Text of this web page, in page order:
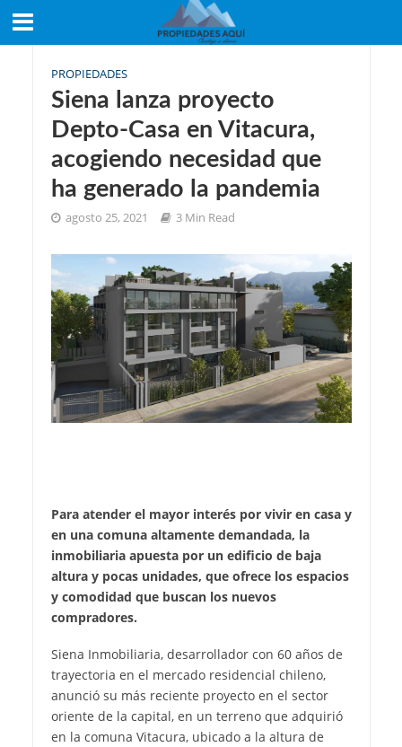
PROPIEDADES
Siena lanza proyecto
Depto-Casa en Vitacura,
acogiendo necesidad que
ha generado la pandemia
agosto 25, 2021 3 Min Read
Para atender el mayor interés por vivir en casa y
en una comuna altamente demandada, la
inmobiliaria apuesta por un edificio de baja
altura y pocas unidades, que ofrece los espacios
y comodidad que buscan los nuevos
compradores.
Siena Inmobiliaria, desarrollador con 60 años de
trayectoria en el mercado residencial chileno,
anunció su más reciente proyecto en el sector
oriente de la capital, en un terreno que adquirió
en la comuna Vitacura, ubicado a la altura de